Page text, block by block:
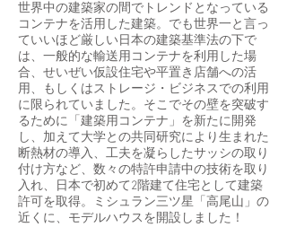
世界中の建築家の間でトレンドとなっている
コンテナを活用した建築。でも世界一と言っ
ていいほど厳しい日本の建築基準法の下で
は、一般的な輸送用コンテナを利用した場
合、せいぜい仮設住宅や平置き店舗への活
用、もしくはストレージ・ビジネスでの利用
に限られていました。そこでその壁を突破す
るために「建築用コンテナ」を新たに開発
し、加えて大学との共同研究により生まれた
断熱材の導入、工夫を凝らしたサッシの取り
付け方など、数々の特許申請中の技術を取り
入れ、日本で初めて2階建て住宅として建築
許可を取得。ミシュラン三ツ星「高尾山」の
近くに、モデルハウスを開設しました！